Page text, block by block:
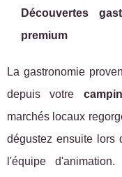
Découvertes
premium
La gastronomie
depuis votre
marchés locaux
dégustez ensuite lors
l'équipe